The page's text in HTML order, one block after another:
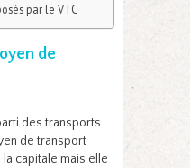
par le VTC
de
des transports
de transport
capitale mais elle